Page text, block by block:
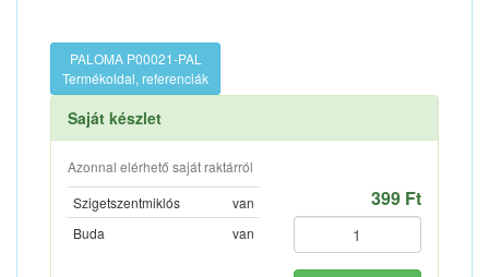
PALOMA P00021-PAL
Termékoldal, referenciák
Saját készlet
Azonnal elérhető saját raktárról
Szigetszentmiklós
van
Buda
van
399 Ft